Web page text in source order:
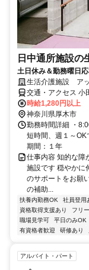
日中通所施設の
土日休み＆勤務曜日
生活介護施設 ア
交通・アクセス
時給1,280円以上
神奈川県厚木市
勤務時間詳細 ・
短時間、週１～
期間：１年
仕事内容 知的な障
施設です 穏やかに
のサポートをお願
の補助...
扶養内勤務OK 社員登用
資格取得支援あり
フリ
職場見学可
平日のみOK
有資格者歓迎
研修あり
アルバイト・パート